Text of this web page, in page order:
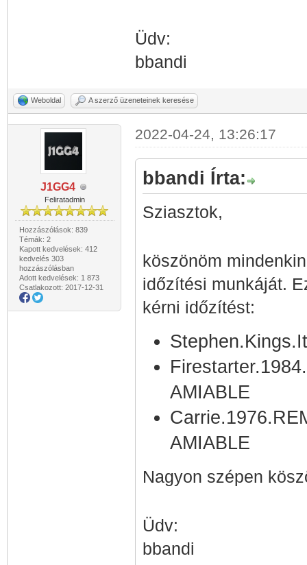
Üdv:
bbandi
Weboldal A szerző üzeneteinek keresése
J1GG4
Feliratadmin
Hozzászólások: 839
Témák: 2
Kapott kedvelések: 412
kedvelés 303
hozzászólásban
Adott kedvelések: 1 873
Csatlakozott: 2017-12-31
2022-04-24, 13:26:17
bbandi Írta:
Sziasztok,
köszönöm
időzítési munkáját.
kérni időzítést:
AMIABLE
AMIABLE
Nagyon szépen
Üdv:
bbandi